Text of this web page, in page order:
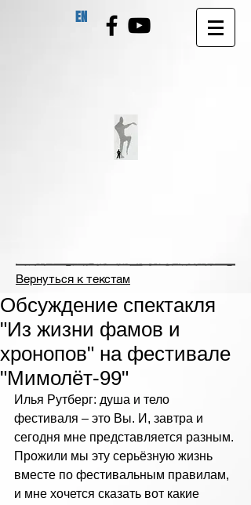
EN
Вернуться к текстам
Обсуждение спектакля
"Из жизни фамов и
хронопов" на фестивале
"Мимолёт-99"
Илья Рутберг: душа и тело
фестиваля – это Вы. И, завтра и
сегодня мне представляется разным.
Прожили мы эту серьёзную жизнь
вместе по фестивальным правилам,
и мне хочется сказать вот какие